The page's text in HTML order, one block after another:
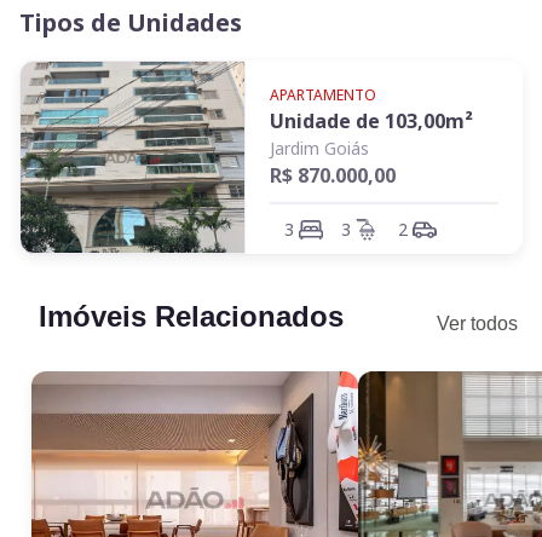
Tipos de Unidades
APARTAMENTO
Unidade de 103,00m²
Jardim Goiás
R$ 870.000,00
3 3 2
Imóveis Relacionados Ver todos